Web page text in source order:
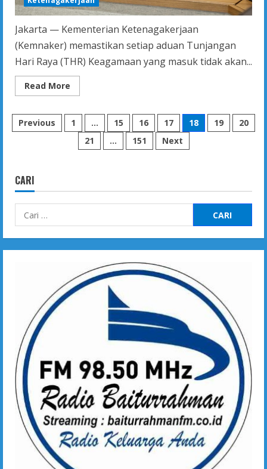
Jakarta — Kementerian Ketenagakerjaan
(Kemnaker) memastikan setiap aduan Tunjangan
Hari Raya (THR) Keagamaan yang masuk tidak akan...
Read More
more
Pastikan
Aduan
THR
Ditindaklanjuti
secara
Paginasi
Previous 1 … 15 16 17 18 19
20
21
… 151 Next
CARI
Cari
untuk: